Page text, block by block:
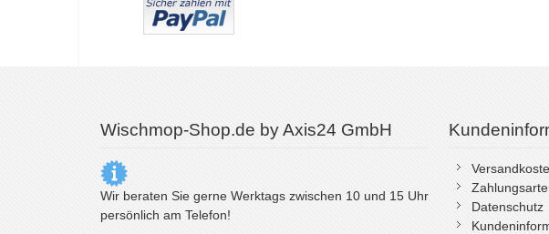
Wischmop-Shop.de by Axis24 GmbH
Wir beraten Sie gerne Werktags zwischen 10 und 15 Uhr
persönlich am Telefon!
Datenschutz